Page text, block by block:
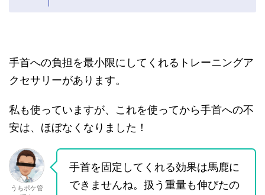
手首への負担を最小限にしてくれるトレーニングア
クセサリーがあります。
私も使っていますが、これを使ってから手首への不
安は、ほぼなくなりました！
うちポケ管
手首を固定してくれる効果は馬鹿に
できませんね。扱う重量も伸びたの